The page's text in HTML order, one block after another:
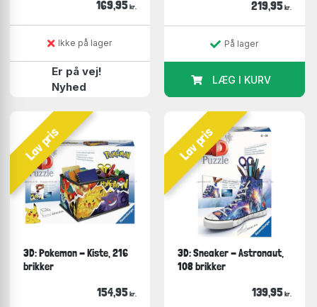
169,95 kr.
Ikke på lager
Er på vej!
Nyhed
219,95 kr.
På lager
LÆG I KURV
Lav pris
3D: Pokemon - Kiste, 216
brikker
154,95 kr.
Lav pris
3D: Sneaker - Astronaut,
108 brikker
139,95 kr.